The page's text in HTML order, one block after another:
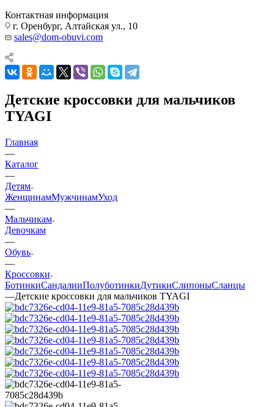
Контактная информация
г. Оренбург, Алтайская ул., 10
sales@dom-obuvi.com
Детские кроссовки для мальчиков
TYAGI
Главная
—
Каталог
—
Детям
ЖенщинамМужчинамУход
—
Мальчикам
Девочкам
—
Обувь
—
Кроссовки
БотинкиСандалииПолуботинкиДутикиСлипоныСланцы
—Детские кроссовки для мальчиков TYAGI